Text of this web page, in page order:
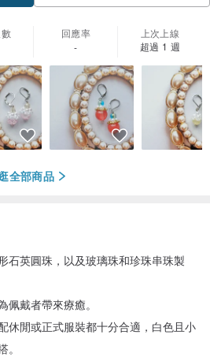
回應率
-
上次上線
超過 1 週
全部商品
石英圓珠，以及玻璃珠和珍珠串珠製
戴者帶來療癒。
休閒或正式服裝都十分合適，白色且小